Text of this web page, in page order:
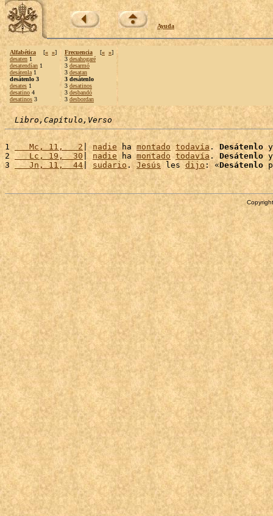
Ayuda
Alfabética [« »]
desaten 1
desatendían 1
desátenla 1
desátenlo 3
desates 1
desatino 4
desatinos 3
Frecuencia [« »]
3 desahogaré
3 desarmó
3 desatan
3 desátenlo
3 desatinos
3 desbandó
3 desbordan
Libro,Capítulo,Verso
1
   Mc, 11,   2
| nadie ha montado todavía . Desátenlo
2
   Lc, 19,  30
| nadie ha montado todavía . Desátenlo
3
   Jn, 11,  44
| sudario. Jesús les dijo : «Desátenlo